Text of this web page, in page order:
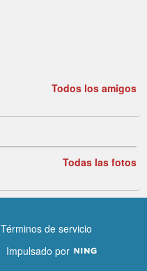
Todos los amigos
Todas las fotos
Términos de servicio
Impulsado por